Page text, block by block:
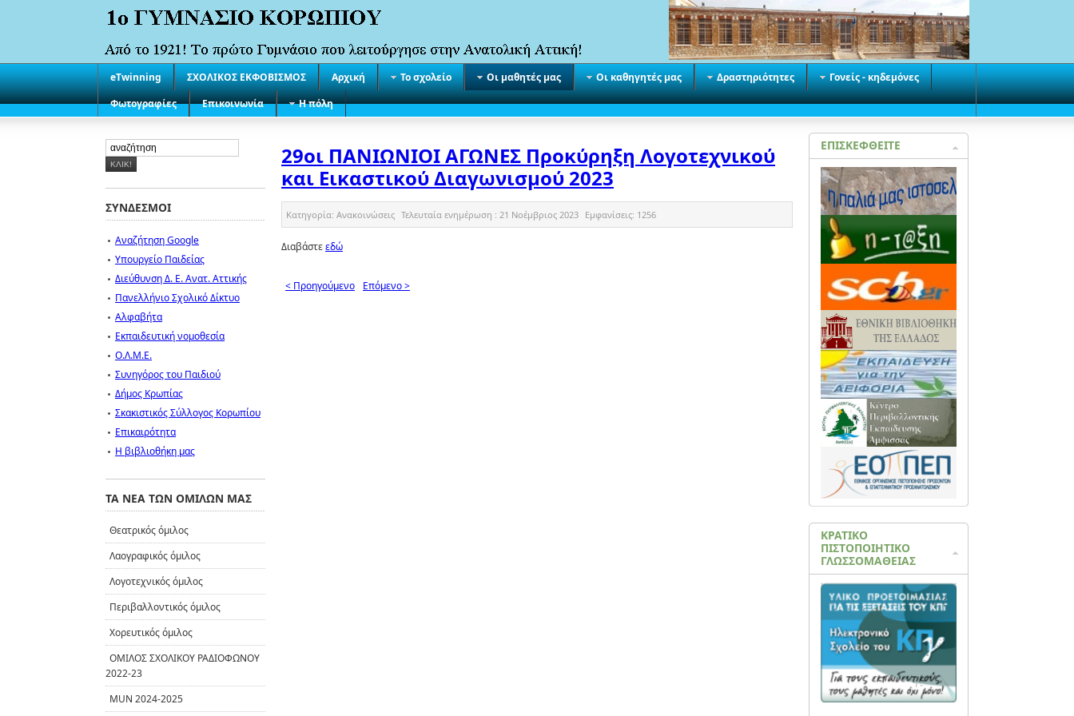
eTwinning ΣΧΟΛΙΚΟΣ ΕΚΦΟΒΙΣΜΟΣ Αρχική Το σχολείο Οι μαθητές μας Οι καθηγητές μας Δραστηριότητες
Γονείς - κηδεμόνες
Φωτογραφίες
Επικοινωνία Η πόλη
29οι ΠΑΝΙΩΝΙΟΙ ΑΓΩΝΕΣ Προκύρηξη Λογοτεχνικού
και Εικαστικού Διαγωνισμού 2023
Κατηγορία: Ανακοινώσεις Τελευταία ενημέρωση : 21 Νοέμβριος 2023 Εμφανίσεις: 1256
Διαβάστεεδώ
< Προηγούμενο Επόμενο >
ΣΥΝΔΕΣΜΟΙ
Αναζήτηση Google
Υπουργείο Παιδείας
Διεύθυνση Δ. Ε. Ανατ. Αττικής
Πανελλήνιο Σχολικό Δίκτυο
Αλφαβήτα
Εκπαιδευτική νομοθεσία
Ο.Λ.Μ.Ε.
Συνηγόρος του Παιδιού
Δήμος Κρωπίας
Σκακιστικός Σύλλογος Κορωπίου
Επικαιρότητα
Η βιβλιοθήκη μας
ΤΑ ΝΕΑ ΤΩΝ ΟΜΙΛΩΝ ΜΑΣ
Θεατρικός όμιλος
Λαογραφικός όμιλος
Λογοτεχνικός όμιλος
Περιβαλλοντικός όμιλος
Χορευτικός όμιλος
ΟΜΙΛΟΣ ΣΧΟΛΙΚΟΥ ΡΑΔΙΟΦΩΝΟΥ
2022-23
MUN 2024-2025
ΕΠΙΣΚΕΦΘΕΙΤΕ
ΚΡΑΤΙΚΟ
ΠΙΣΤΟΠΟΙΗΤΙΚΟ
ΓΛΩΣΣΟΜΑΘΕΙΑΣ